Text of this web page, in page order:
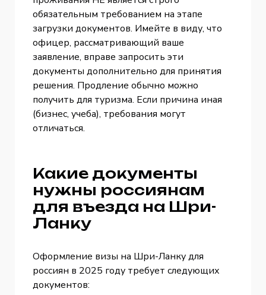
обязательным требованием на этапе
загрузки документов. Имейте в виду, что
офицер, рассматривающий ваше
заявление, вправе запросить эти
документы дополнительно для принятия
решения. Продление обычно можно
получить для туризма. Если причина иная
(бизнес, учеба), требования могут
отличаться.
Какие документы
нужны россиянам
для въезда на Шри-
Ланку
Оформление визы на Шри-Ланку для
россиян в 2025 году требует следующих
документов: